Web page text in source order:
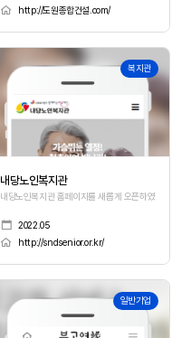
http://도원종합건설.com/
복지관
내당노인복지관
내당노인복지관 홈페이지를 새롭게 오픈하였습니다.
2022.05
http://sndsenior.or.kr/
일반기업